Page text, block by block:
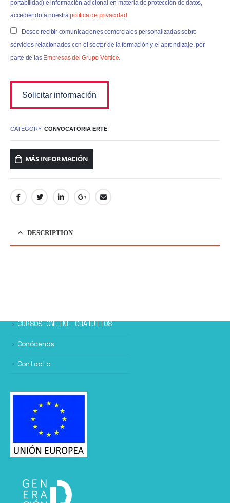
portabilidad) e información adicional en materia de protección de datos,
accediendo a nuestrapolítica de privacidad
Deseo recibir comunicaciones comerciales personalizadas sobre
servicios relacionados con el sector de la formación y el aprendizaje, por
parte de las Empresas del Grupo Vértice.
CATEGORY: CONVOCATORIA ERTE
MÁS INFORMACIÓN
DESCRIPTION
CURSOS ONLINE GRATUITOS
Conócenos
Contacto